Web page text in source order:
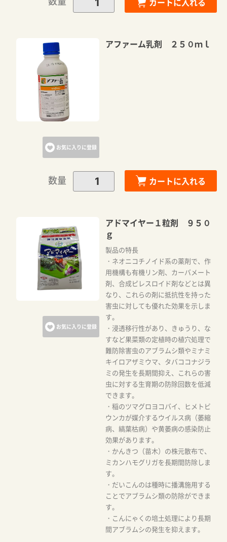
お気に入りに登録
アファーム乳剤 ２５０ｍｌ
数量 カートに入れる
お気に入りに登録
アドマイヤー１粒剤 ９５０
ｇ
製品の特長
・ネオニコチノイド系の薬剤で、作
用機構も有機リン剤、カーバメート
剤、合成ピレスロイド剤などとは異
なり、これらの剤に抵抗性を持った
害虫に対しても優れた効果を示しま
す。
・浸透移行性があり、きゅうり、な
すなど果菜類の定植時の植穴処理で
難防除害虫のアブラムシ類やミナミ
キイロアザミウマ、タバココナジラ
ミの発生を長期間抑え、これらの害
虫に対する生育期の防除回数を低減
できます。
・稲のツマグロヨコバイ、ヒメトビ
ウンカが媒介するウイルス病（萎縮
病、縞葉枯病）や黄萎病の感染防止
効果があります。
・かんきつ（苗木）の株元散布で、
ミカンハモグリガを長期間防除しま
す。
・だいこんのは種時に播溝施用する
ことでアブラムシ類の防除ができま
す。
・こんにゃくの培土処理により長期
間アブラムシの発生を抑えます。